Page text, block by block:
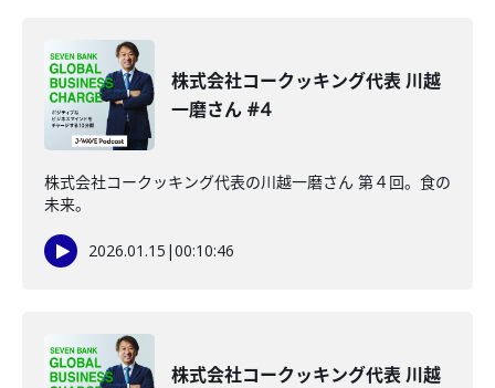
株式会社コークッキング代表 川越
一磨さん #4
株式会社コークッキング代表の川越一磨さん 第４回。食の
未来。
2026.01.15 |00:10:46
株式会社コークッキング代表 川越